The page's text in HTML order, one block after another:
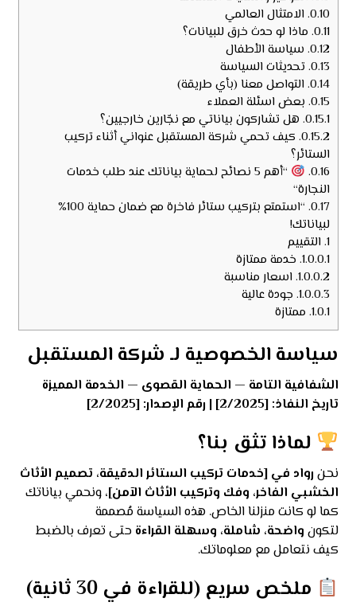
0.10. الامتثال العالمي
0.11. ماذا لو حدث خرق للبيانات؟
0.12. سياسة الأطفال
0.13. تحديثات السياسة
0.14. التواصل معنا (بأي طريقة)
0.15. بعض اسئلة العملاء
0.15.1. هل تشاركون بياناتي مع نجّارين خارجيين؟
0.15.2. كيف تحمي شركة المستقبل عنواني أثناء تركيب
الستائر؟
0.16.
“أهم 5 نصائح لحماية بياناتك عند طلب خدمات
النجارة“
0.17.
“استمتع بتركيب ستائر فاخرة مع ضمان حماية 100%
لبياناتك!
1. التقييم
1.0.0.1. خدمة ممتازة
1.0.0.2. اسعار مناسبة
1.0.0.3. جودة عالية
1.0.1. ممتازة
سياسة الخصوصية لـ شركة المستقبل
الشفافية التامة — الحماية القصوى — الخدمة المميزة
تاريخ النفاذ: [2/2025] | رقم الإصدار: [2/2025]
لماذا تثق بنا؟
نحن رواد في [خدمات تركيب الستائر الدقيقة، تصميم الأثاث
الخشبي الفاخر، وفك وتركيب الأثاث الآمن]، ونحمي بياناتك
كما لو كانت منزلنا الخاص. هذه السياسة مُصممة
لتكون واضحة، شاملة، وسهلة القراءة حتى تعرف بالضبط
كيف نتعامل مع معلوماتك.
ملخص سريع (للقراءة في 30 ثانية)